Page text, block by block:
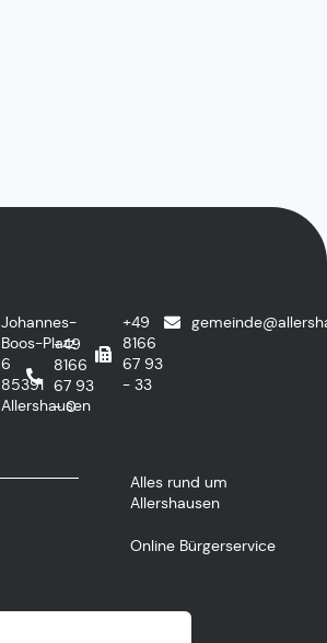
Johannes-
Boos-Platz
6
85391
Allershausen
+49
8166
67 93
- 0
+49
8166
67 93
- 33
Alles rund um
Allershausen
Online Bürgerservice